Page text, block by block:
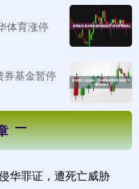
体育涨停
券基金暂停
华罪证，遭死亡威胁